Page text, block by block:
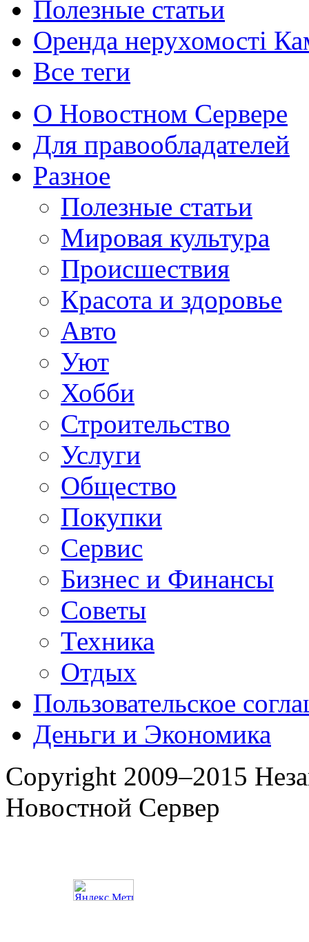
Полезные статьи
Оренда нерухомості
Все теги
О Новостном Сервере
Для правообладателей
Разное
Полезные статьи
Мировая культура
Происшествия
Красота и здоровье
Авто
Уют
Хобби
Строительство
Услуги
Общество
Покупки
Сервис
Бизнес и Финансы
Советы
Техника
Отдых
Пользовательское
Деньги и Экономика
Copyright 2009–2015
Новостной Сервер